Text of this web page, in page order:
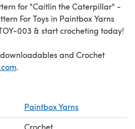
for "Caitlin the Caterpillar" -
For Toys in Paintbox Yarns
003 & start crocheting today!
and Crochet
.
Paintbox Yarns
Crochet